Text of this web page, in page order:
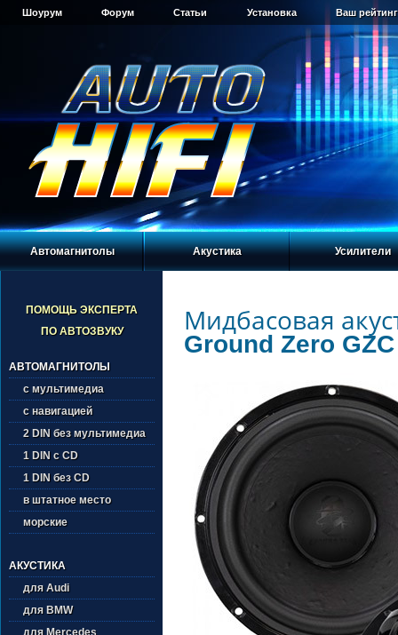
Шоурум Форум Статьи Установка Ваш
Автомагнитолы Акустика Усилители
ПОМОЩЬ ЭКСПЕРТА
ПО АВТОЗВУКУ
АВТОМАГНИТОЛЫ
с мультимедиа
с навигацией
2 DIN без мультимедиа
1 DIN с CD
1 DIN без CD
в штатное место
морские
АКУСТИКА
для Audi
для BMW
для Mercedes
Мидбасовая
Ground Zero